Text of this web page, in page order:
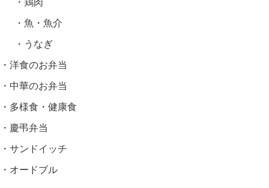
魚・魚介
うなぎ
洋食のお弁当
中華のお弁当
多様食・健康食
慶弔弁当
サンドイッチ
オードブル